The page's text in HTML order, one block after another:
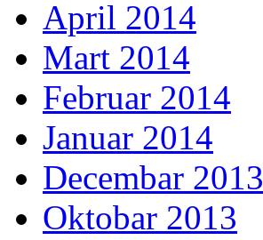
April 2014
Mart 2014
Februar 2014
Januar 2014
Decembar 2013
Oktobar 2013